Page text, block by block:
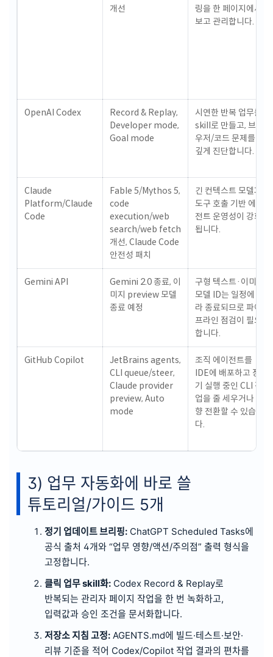
개선
링을 한 페이지에서
보고 관리합니다.
OpenAI Codex
Record & Replay,
Developer mode,
Goal mode
시연한 반복 업무를
skill로 만들고, 브라
우저/코드 문제를 더
깊게 진단합니다.
Claude
Platform/Claude
Code
Fable 5/Mythos 5,
code
execution/web
search/web fetch
개선, Claude Code
안전성 패치
긴 컨텍스트 모델과
도구 호출 기반 에이
전트 운영성이 강화
됩니다.
Gemini API
Gemini 2.0 종료, 이
미지 preview 모델
종료 예정
구형 텍스트·이미지
모델 ID는 일정에 따
라 종료되므로 파이
프라인 점검이 필요
합니다.
GitHub Copilot
JetBrains agents,
CLI queue/steer,
Claude provider
preview, Auto
mode
조직 에이전트를
IDE에 배포하고 장
기 실행 중인 CLI 작
업을 줄 세우거나 방
향 전환할 수 있습니
다.
3) 업무 자동화에 바로 쓸
튜토리얼/가이드 5개
정기 업데이트 브리핑: ChatGPT Scheduled Tasks에
공식 출처 4개와 “업무 영향/액션/주의점” 출력 형식을
고정합니다.
클릭 업무 skill화: Codex Record & Replay로
반복되는 관리자 페이지 작업을 한 번 녹화하고,
입력값과 승인 조건을 문서화합니다.
저장소 지침 고정: AGENTS.md에 빌드·테스트·보안·
리뷰 기준을 적어 Codex/Copilot 작업 결과의 편차를